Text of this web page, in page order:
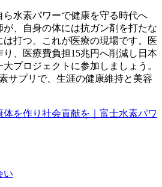
ら水素パワーで健康を守る時代へ
が、自身の体には抗ガン剤を打たな
打つ。これが医療の現場です。医
、医療費負担15兆円へ削減し日本
プロジェクトに参加しましょう。
サプリで、生涯の健康維持と美容
い